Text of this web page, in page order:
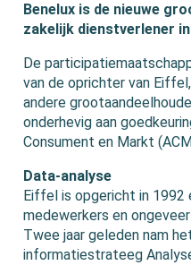
Benelux is de nieuwe
zakelijk dienstverlener
De
van de oprichter van
andere
onderhevig aan
Consument en Markt
Data-analyse
Eiffel is opgericht in 1992
medewerkers en
Twee jaar geleden nam
informatiestrateeg